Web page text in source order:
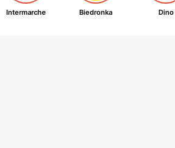
Intermarche Biedronka Dino